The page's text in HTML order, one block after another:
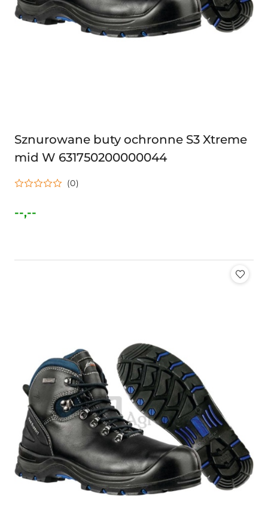
Sznurowane buty ochronne S3 Xtreme
mid W 631750200000044
(0)
Cena:
--,--